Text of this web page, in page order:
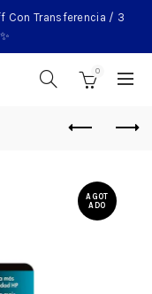
Con Transferencia / 3
0
AGOT
ADO